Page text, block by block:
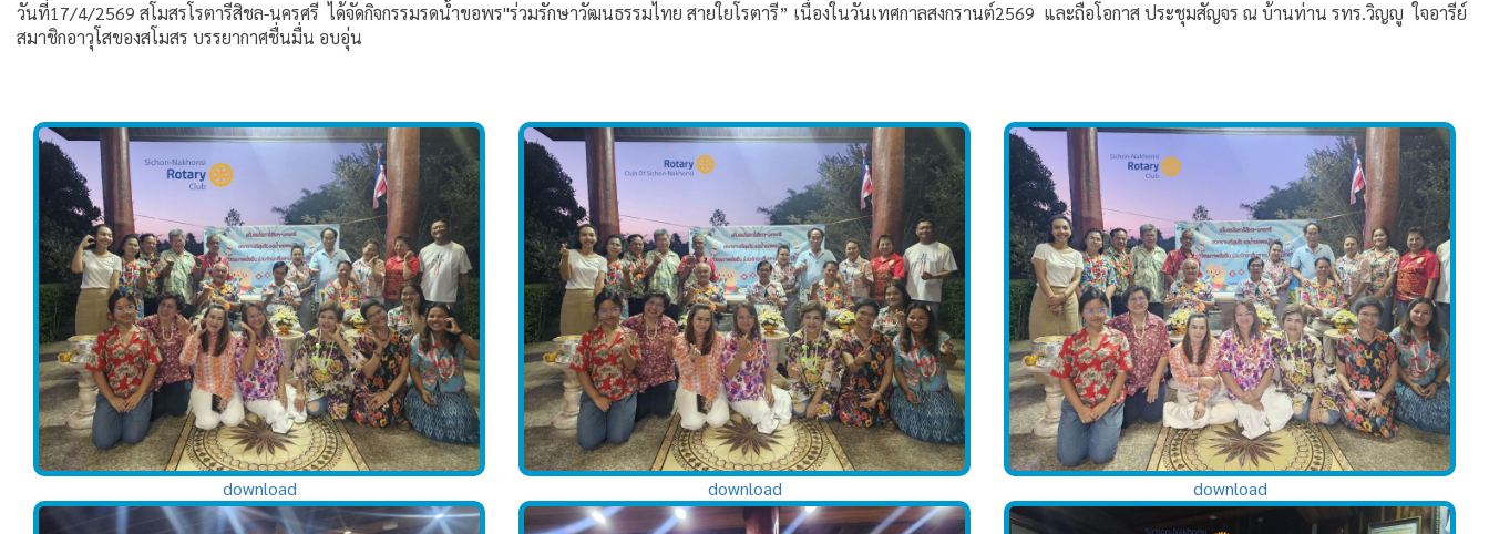
วันที่17/4/2569 สโมสรโรตารีสิชล-นครศรี ได้จัดกิจกรรมรดน้ำขอพร"ร่วมรักษาวัฒนธรรมไทย สายใยโรตารี” เนื่องในวันเทศกาล​สงกรานต์​2569 และถือโอกาส ประชุมสัญจร​ ณ บ้านท่าน รทร.วิญญู ใจอารีย์​
สมาชิกอาวุโสของสโมสร บรรยากาศชื่นมื่น อบอุ่น
download download download